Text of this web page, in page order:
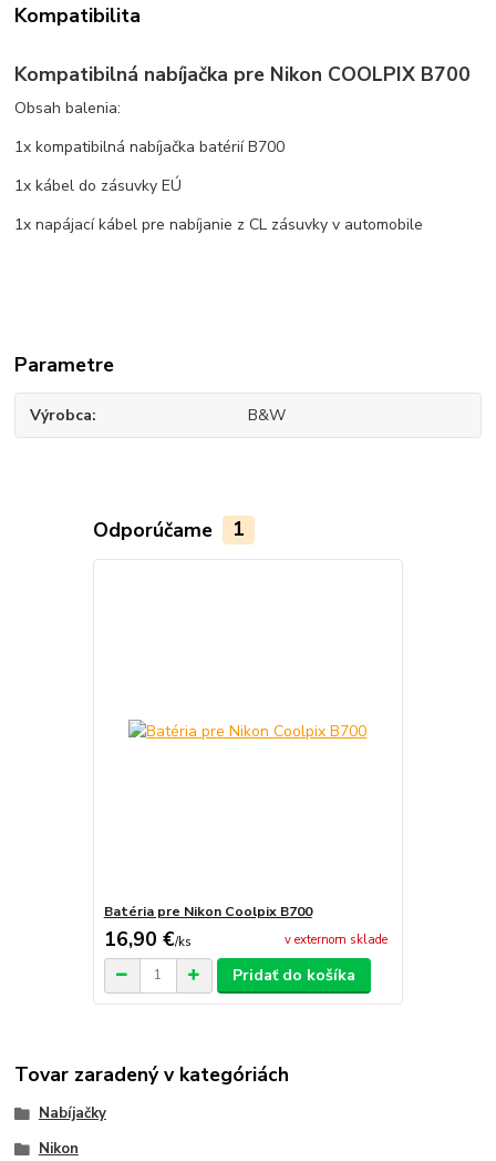
Kompatibilita
Kompatibilná nabíjačka pre Nikon COOLPIX B700
Obsah balenia:
1x kompatibilná nabíjačka batérií B700
1x kábel do zásuvky EÚ
1x napájací kábel pre nabíjanie z CL zásuvky v automobile
Parametre
Výrobca B&W
Odporúčame 1
Batéria pre Nikon Coolpix B700
16,90 €/ks v externom sklade
Pridať do košíka
Tovar zaradený v kategóriách
Nabíjačky
Nikon